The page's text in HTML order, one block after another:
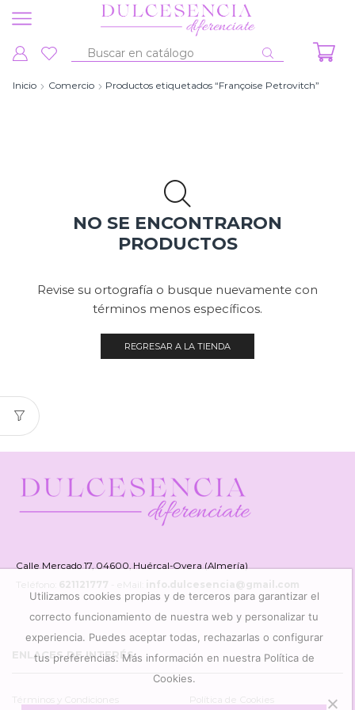
Entrada
búsqueda
Inicio Comercio Productos etiquetados “Françoise Petrovitch”
NO SE ENCONTRARON
PRODUCTOS
Revise su ortografía o busque nuevamente con
términos menos específicos.
REGRESAR A LA TIENDA
Calle Mercado 17, 04600, Huércal-Overa (Almería)
Teléfono: 621121777 info.dulcesencia@gmail.com
ENLACES DE INTERÉS
Términos y Condiciones Política de Cookies
Utilizamos cookies propias y de terceros para garantizar el
correcto funcionamiento de nuestra web y personalizar tu
experiencia. Puedes aceptar todas, rechazarlas o configurar
tus preferencias. Más información en nuestra Política de
Cookies.